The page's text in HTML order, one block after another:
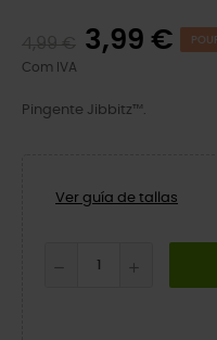
3,99 €
Com IVA
Pingente Jibbitz™.
Ver guía de tallas